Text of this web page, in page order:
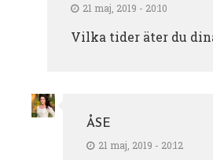
21 maj, 2019 - 20:10
Vilka tider äter du
ÅSE
21 maj, 2019 - 20:12